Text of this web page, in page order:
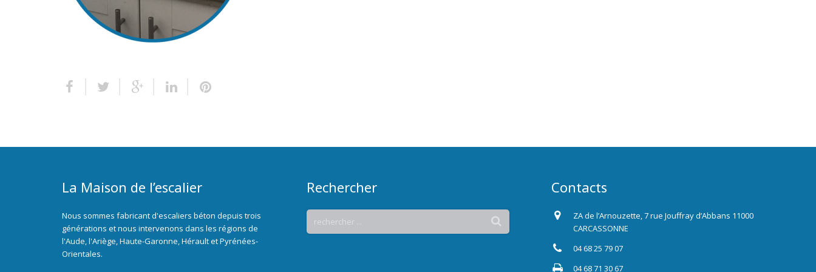
La Maison de l’escalier
Nous sommes fabricant d'escaliers béton depuis trois
générations et nous intervenons dans les régions de
l'Aude, l'Ariège, Haute-Garonne, Hérault et Pyrénées-
Orientales.
Rechercher Contacts
ZA de l’Arnouzette, 7 rue Jouffray d’Abbans 11000
CARCASSONNE
04 68 25 79 07
04 68 71 30 67